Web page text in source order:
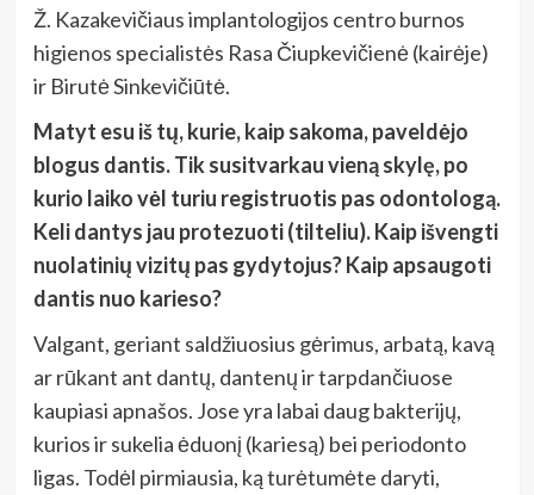
Ž. Kazakevičiaus implantologijos centro burnos
higienos specialistės Rasa Čiupkevičienė (kairėje)
ir Birutė Sinkevičiūtė.
Matyt esu iš tų, kurie, kaip sakoma, paveldėjo
blogus dantis. Tik susitvarkau vieną skylę, po
kurio laiko vėl turiu registruotis pas odontologą.
Keli dantys jau protezuoti (tilteliu). Kaip išvengti
nuolatinių vizitų pas gydytojus? Kaip apsaugoti
dantis nuo karieso?
Valgant, geriant saldžiuosius gėrimus, arbatą, kavą
ar rūkant ant dantų, dantenų ir tarpdančiuose
kaupiasi apnašos. Jose yra labai daug bakterijų,
kurios ir sukelia ėduonį (kariesą) bei periodonto
ligas. Todėl pirmiausia, ką turėtumėte daryti,